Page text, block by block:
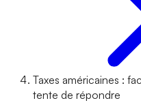
Taxes américaines :
tente de répondre